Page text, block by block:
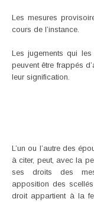
Les mesures
cours de l’instance.
Les jugements qui
peuvent être frappés
leur signification.
L’un ou l’autre des
à citer, peut, avec la
ses droits des
apposition des
droit appartient à la